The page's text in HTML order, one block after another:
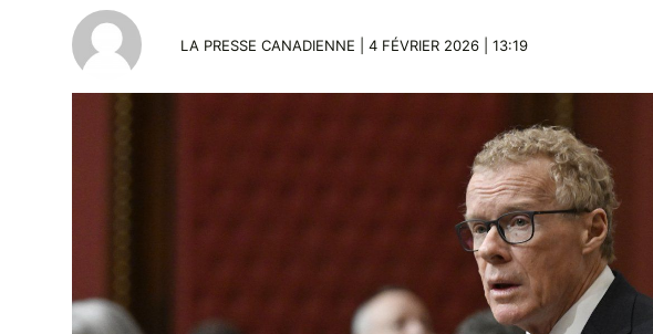
LA PRESSE CANADIENNE | 4 FÉVRIER 2026 | 13:19